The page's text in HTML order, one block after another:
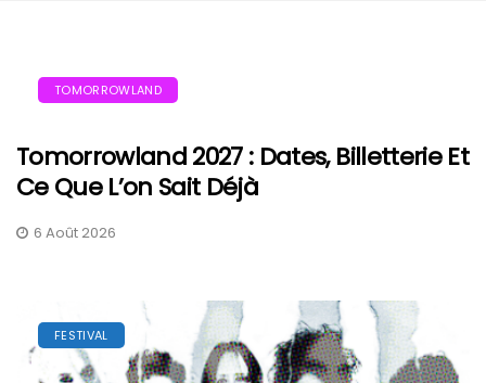
TOMORROWLAND
Tomorrowland 2027 : Dates, Billetterie Et
Ce Que L’on Sait Déjà
6 Août 2026
FESTIVAL